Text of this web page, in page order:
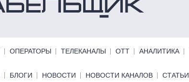
ОПЕРАТОРЫ ТЕЛЕКАНАЛЫ ОТТ АНАЛИТИКА
bottom
БЛОГИ НОВОСТИ НОВОСТИ КАНАЛОВ СТАТЬИ